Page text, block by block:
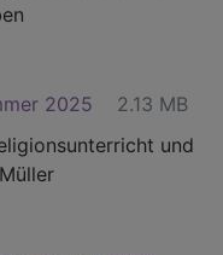
2025
2.13 MB
und